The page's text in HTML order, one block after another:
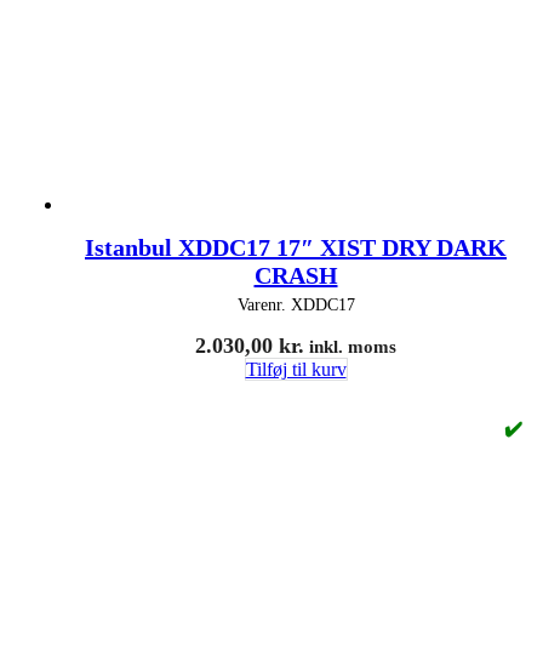
Istanbul XDDC17 17″ XIST DRY DARK
CRASH
Varenr. XDDC17
2.030,00 kr. inkl. moms
Tilføj til kurv
✔️